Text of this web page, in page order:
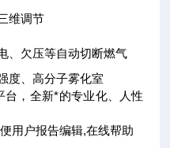
维调节
、欠压等自动切断燃气
度、高分子雾化室
台，全新*的专业化、人性
用户报告编辑,在线帮助